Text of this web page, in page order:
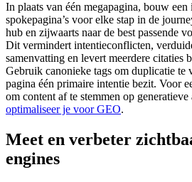
In plaats van één megapagina, bouw een
spokepagina’s voor elke stap in de
hub en zijwaarts naar de best passende
Dit vermindert intentieconflicten,
samenvatting en levert meerdere citaties
Gebruik canonieke tags om duplicatie te
pagina één primaire intentie bezit. Voor
om content af te stemmen op
optimaliseer je voor GEO.
Meet en verbeter
engines